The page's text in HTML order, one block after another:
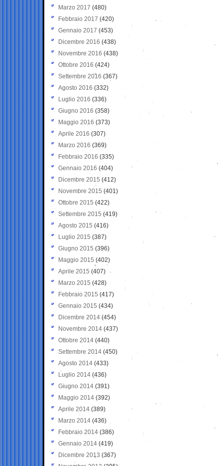
Marzo 2017 (480)
Febbraio 2017 (420)
Gennaio 2017 (453)
Dicembre 2016 (438)
Novembre 2016 (438)
Ottobre 2016 (424)
Settembre 2016 (367)
Agosto 2016 (332)
Luglio 2016 (336)
Giugno 2016 (358)
Maggio 2016 (373)
Aprile 2016 (307)
Marzo 2016 (369)
Febbraio 2016 (335)
Gennaio 2016 (404)
Dicembre 2015 (412)
Novembre 2015 (401)
Ottobre 2015 (422)
Settembre 2015 (419)
Agosto 2015 (416)
Luglio 2015 (387)
Giugno 2015 (396)
Maggio 2015 (402)
Aprile 2015 (407)
Marzo 2015 (428)
Febbraio 2015 (417)
Gennaio 2015 (434)
Dicembre 2014 (454)
Novembre 2014 (437)
Ottobre 2014 (440)
Settembre 2014 (450)
Agosto 2014 (433)
Luglio 2014 (436)
Giugno 2014 (391)
Maggio 2014 (392)
Aprile 2014 (389)
Marzo 2014 (436)
Febbraio 2014 (386)
Gennaio 2014 (419)
Dicembre 2013 (367)